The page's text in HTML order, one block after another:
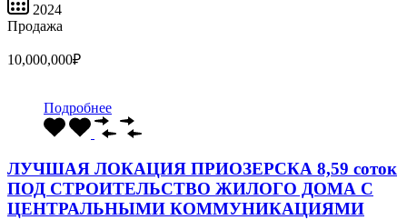
2024
Продажа
10,000,000₽
Подробнее
ЛУЧШАЯ ЛОКАЦИЯ ПРИОЗЕРСКА 8,59 соток
ПОД СТРОИТЕЛЬСТВО ЖИЛОГО ДОМА С
ЦЕНТРАЛЬНЫМИ КОММУНИКАЦИЯМИ